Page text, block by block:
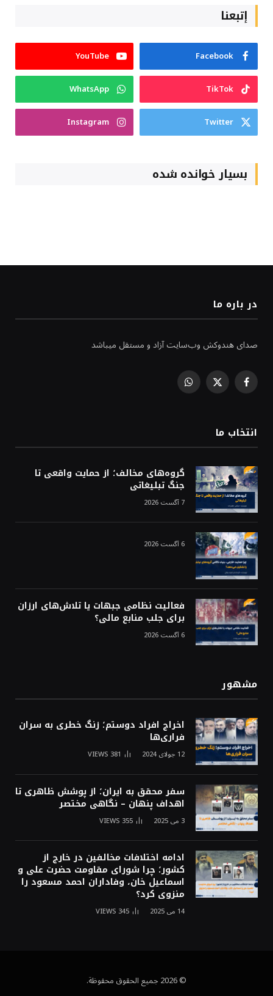
إتبعنا
Facebook
YouTube
TikTok
WhatsApp
Twitter
Instagram
بسیار خوانده شده
در باره ما
صدای هندوکش وب‌سایت آزاد و مستقل میباشد
Facebook
X
WhatsApp
انتخاب ما
گروه‌های مخالف؛ از حمایت واقعی تا
جنگ تبلیغاتی
7 آگست 2026
6 آگست 2026
فعالیت نظامی جبهات یا تلاش‌های ارزان
برای جلب منابع مالی؟
6 آگست 2026
مشهور
اخراج افراد دوستم؛ زنگ خطری به سران
فراری‌ها
12 جولای 2024 381
VIEWS
سفر محقق به ایران؛ از پوشش ظاهری تا
اهداف پنهان – نگاهی مختصر
3 می 2025 355
VIEWS
ادامه اختلافات مخالفین در خارج از
کشور؛ چرا شورای مقاومت حضرت علی و
اسماعیل خان، وفاداران احمد مسعود را
منزوی کرد؟
14 می 2025 345
VIEWS
© 2026 جميع الحقوق محفوظة.